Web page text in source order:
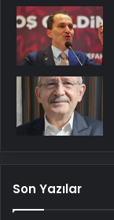
Son Yazılar